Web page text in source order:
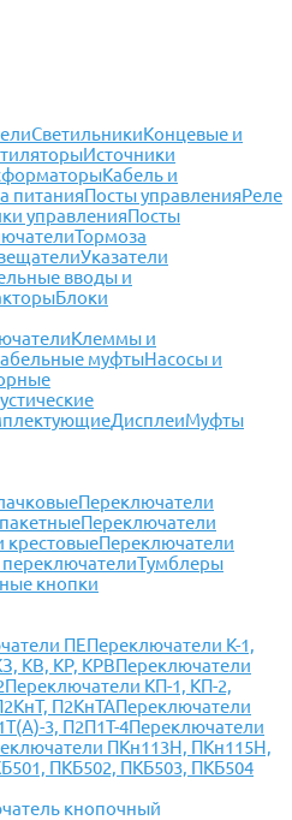
СветильникиКонцевые и
Источники
Кабель и
питанияПосты управленияРеле
управленияПосты
Тормоза
Указатели
вводы и
Блоки
Клеммы и
муфтыНасосы и
ДисплеиМуфты
Переключатели
Переключатели
крестовыеПереключатели
Тумблеры
кнопки
ПЕПереключатели К-1,
КВ, КР, КРВПереключатели
Переключатели КП-1, КП-2,
П2КнТАПереключатели
3, П2П1Т-4Переключатели
ПКн113Н, ПКн115Н,
ПКБ502, ПКБ503, ПКБ504
кнопочный